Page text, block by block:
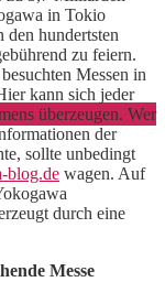
in Tokio
den hundertsten
zu feiern.
Messen in
kann sich jeder
überzeugen. Wer
der
sollte unbedingt
blog.de wagen. Auf
durch eine
Messe